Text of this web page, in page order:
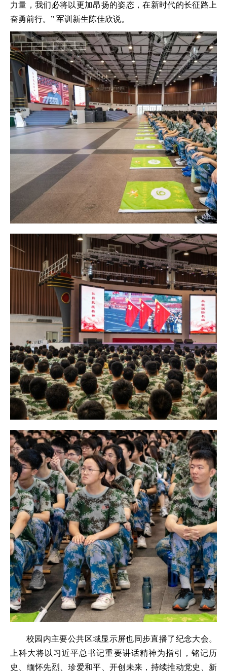
力量，我们必将以更加昂扬的姿态，在新时代的长征路上
奋勇前行。” 军训新生陈佳欣说。
校园内主要公共区域显示屏也同步直播了纪念大会。
上科大将以习近平总书记重要讲话精神为指引，铭记历
史、缅怀先烈、珍爱和平、开创未来，持续推动党史、新